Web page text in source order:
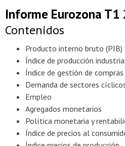
Informe Eurozona T1
Contenidos
Producto interno bruto (PIB)
Índice de producción
Índice de gestión de compras
Demanda de sectores
Empleo
Agregados monetarios
Política monetaria y
Índice de precios al